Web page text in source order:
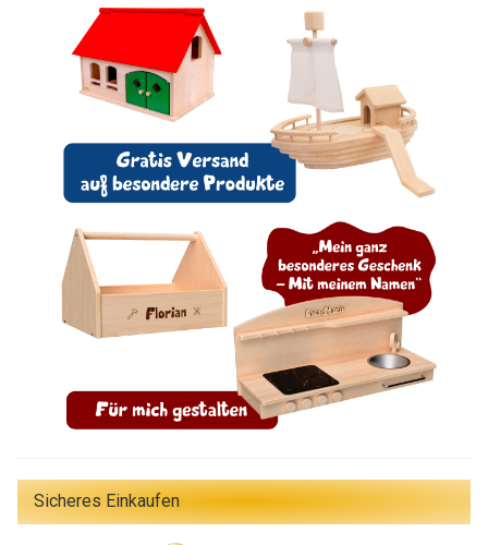
Sicheres Einkaufen